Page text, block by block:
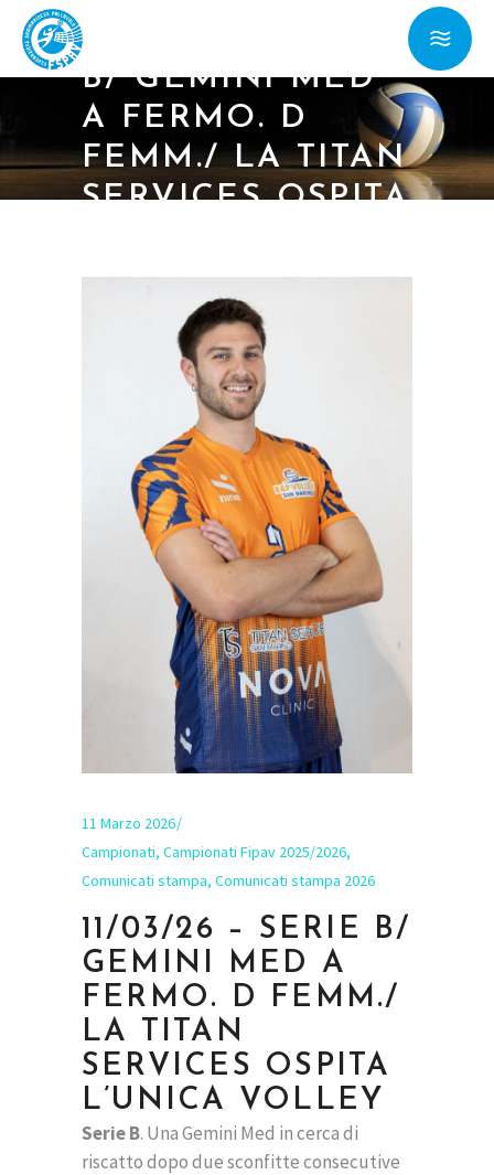
11/03/26 – SERIE
B/ GEMINI MED
A FERMO. D
FEMM./ LA TITAN
SERVICES OSPITA
11 Marzo 2026
Campionati, Campionati Fipav 2025/2026,
Comunicati stampa, Comunicati stampa 2026
11/03/26 – SERIE B/
GEMINI MED A
FERMO. D FEMM./
LA TITAN
SERVICES OSPITA
L’UNICA VOLLEY
Serie B. Una Gemini Med in cerca di
riscatto dopo due sconfitte consecutive